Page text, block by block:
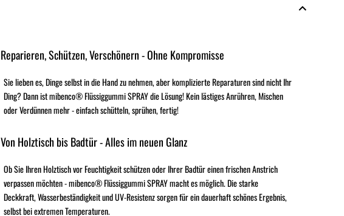
Reparieren, Schützen, Verschönern - Ohne Kompromisse
Sie lieben es, Dinge selbst in die Hand zu nehmen, aber komplizierte Reparaturen sind nicht Ihr
Ding? Dann ist mibenco® Flüssiggummi SPRAY die Lösung! Kein lästiges Anrühren, Mischen
oder Verdünnen mehr - einfach schütteln, sprühen, fertig!
Von Holztisch bis Badtür - Alles im neuen Glanz
Ob Sie Ihren Holztisch vor Feuchtigkeit schützen oder Ihrer Badtür einen frischen Anstrich
verpassen möchten - mibenco® Flüssiggummi SPRAY macht es möglich. Die starke
Deckkraft, Wasserbeständigkeit und UV-Resistenz sorgen für ein dauerhaft schönes Ergebnis,
selbst bei extremen Temperaturen.